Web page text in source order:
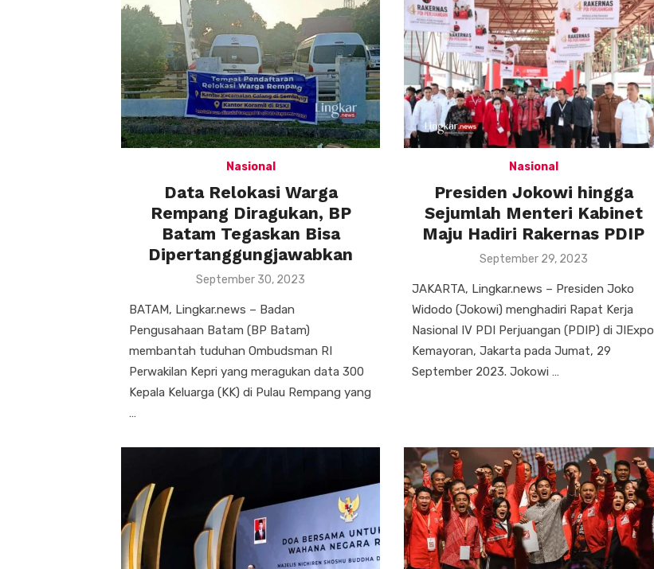
Nasional
Data Relokasi Warga
Rempang Diragukan, BP
Batam Tegaskan Bisa
Dipertanggungjawabkan
Posted
September 30, 2023
BATAM, Lingkar.news – Badan
Pengusahaan Batam (BP Batam)
membantah tuduhan Ombudsman RI
Perwakilan Kepri yang meragukan data 300
Kepala Keluarga (KK) di Pulau Rempang yang
…
Nasional
Presiden Jokowi hingga
Sejumlah Menteri Kabinet
Maju Hadiri Rakernas PDIP
Posted
September 29, 2023
JAKARTA, Lingkar.news – Presiden Joko
Widodo (Jokowi) menghadiri Rapat Kerja
Nasional IV PDI Perjuangan (PDIP) di JIExpo
Kemayoran, Jakarta pada Jumat, 29
September 2023. Jokowi …